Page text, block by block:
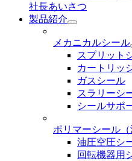
社長あいさつ
製品紹介
メカニカルシール
スプリット
カートリッ
ガスシール
スラリーシ
シールサポ
ポリマーシール
油圧空圧シ
回転機器用